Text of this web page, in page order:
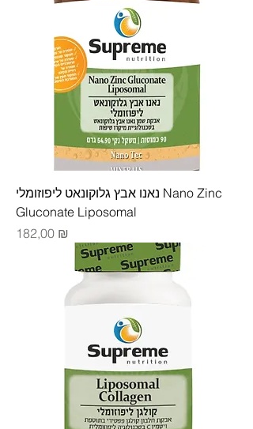
נאנו אבץ גלוקונאט ליפוזומלי Nano Zinc
Gluconate Liposomal
Цена
182,00 ₪